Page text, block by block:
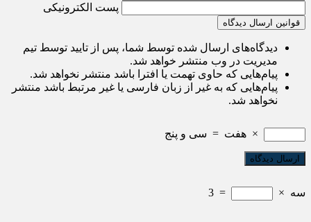
پست الکترونیکی
قوانین ارسال دیدگاه
دیدگاه‌های ارسال شده توسط شما، پس از تایید توسط تیم
مدیریت در وب منتشر خواهد شد.
پیام‌هایی که حاوی تهمت یا افترا باشد منتشر نخواهد شد.
پیام‌هایی که به غیر از زبان فارسی یا غیر مرتبط باشد منتشر
نخواهد شد.
× هفت = سی و پنج
سه ×
=
3